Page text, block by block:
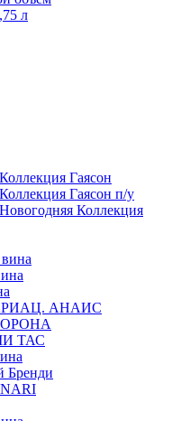
л
Гаясон
Гаясон п/у
Коллекция
АНАИС
ТАС
Бренди